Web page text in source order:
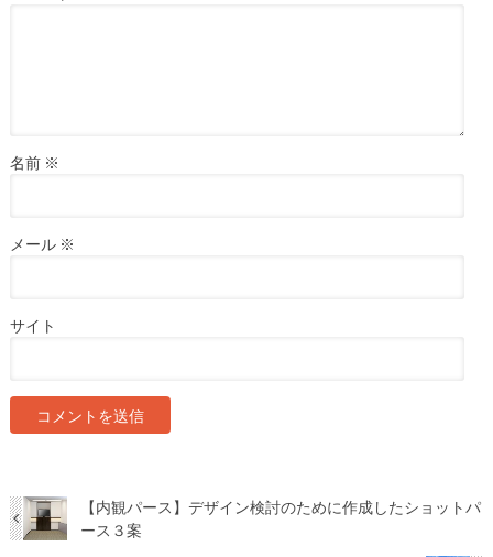
名前 ※
メール ※
サイト
【内観パース】デザイン検討のために作成したショットパ
ース３案